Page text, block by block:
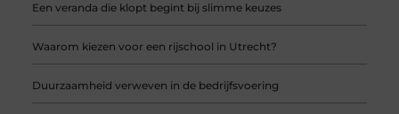
Een veranda die klopt begint bij slimme keuzes
Waarom kiezen voor een rijschool in Utrecht?
Duurzaamheid verweven in de bedrijfsvoering